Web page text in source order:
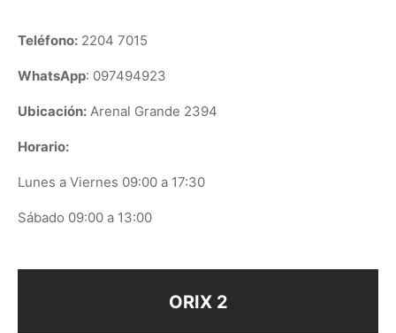
Teléfono: 2204 7015
WhatsApp: 097494923
Ubicación: Arenal Grande 2394
Horario:
Lunes a Viernes 09:00 a 17:30
Sábado 09:00 a 13:00
ORIX 2